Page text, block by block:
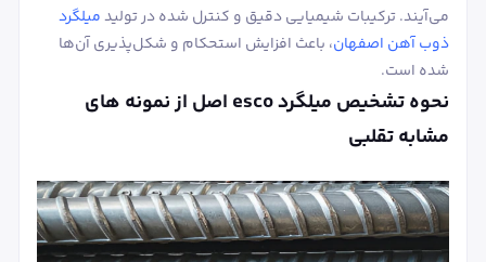
می‌آیند. ترکیبات شیمیایی دقیق و کنترل شده در تولیدمیلگرد
ذوب آهن اصفهان، باعث افزایش استحکام و شکل‌پذیری آن‌ها
شده است.
نحوه تشخیص میلگرد esco اصل از نمونه های
مشابه تقلبی